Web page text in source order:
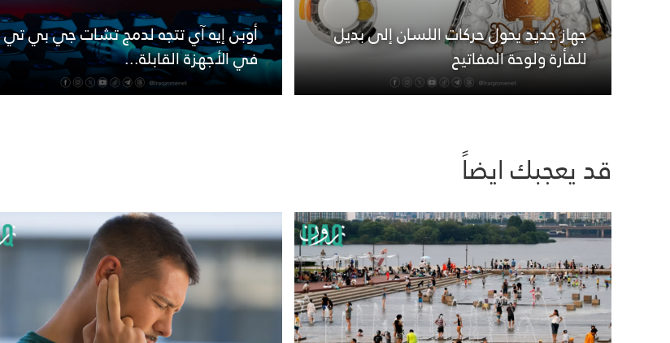
جهاز جديد يحول حركات اللسان إلى بديل
للفأرة ولوحة المفاتيح
أوبن إيه آي تتجه لدمج تشات جي بي تي
في الأجهزة القابلة...
قد يعجبك ايضاً